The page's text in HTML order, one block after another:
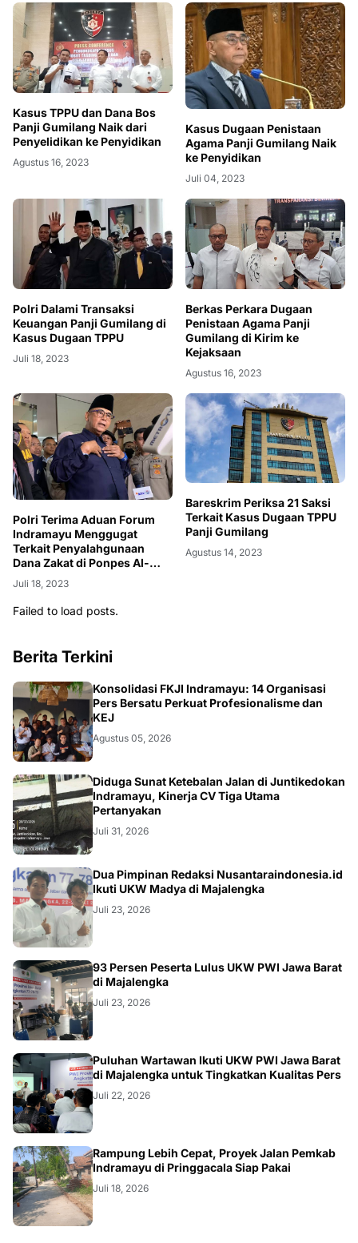
Kasus TPPU dan Dana Bos
Panji Gumilang Naik dari
Penyelidikan ke Penyidikan
Agustus 16, 2023
Kasus Dugaan Penistaan
Agama Panji Gumilang Naik
ke Penyidikan
Juli 04, 2023
Polri Dalami Transaksi
Keuangan Panji Gumilang di
Kasus Dugaan TPPU
Juli 18, 2023
Berkas Perkara Dugaan
Penistaan Agama Panji
Gumilang di Kirim ke
Kejaksaan
Agustus 16, 2023
Polri Terima Aduan Forum
Indramayu Menggugat
Terkait Penyalahgunaan
Dana Zakat di Ponpes Al-
Zaytun
Juli 18, 2023
Bareskrim Periksa 21 Saksi
Terkait Kasus Dugaan TPPU
Panji Gumilang
Agustus 14, 2023
Failed to load posts.
Berita Terkini
Konsolidasi FKJI Indramayu: 14 Organisasi
Pers Bersatu Perkuat Profesionalisme dan
KEJ
Agustus 05, 2026
KRIMINAL
Diduga Sunat Ketebalan Jalan di Juntikedokan
Indramayu, Kinerja CV Tiga Utama
Pertanyakan
Juli 31, 2026
Dua Pimpinan Redaksi Nusantaraindonesia.id
Ikuti UKW Madya di Majalengka
Juli 23, 2026
93 Persen Peserta Lulus UKW PWI Jawa Barat
di Majalengka
Juli 23, 2026
Puluhan Wartawan Ikuti UKW PWI Jawa Barat
di Majalengka untuk Tingkatkan Kualitas Pers
Juli 22, 2026
LOKAL
Rampung Lebih Cepat, Proyek Jalan Pemkab
Indramayu di Pringgacala Siap Pakai
Juli 18, 2026